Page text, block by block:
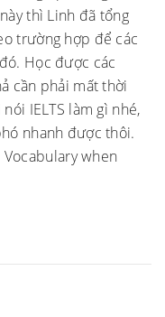
thì Linh đã tổng
trường hợp để các
Học được các
cần phải mất thời
IELTS làm gì nhé,
nhanh được thôi.
Vocabulary when